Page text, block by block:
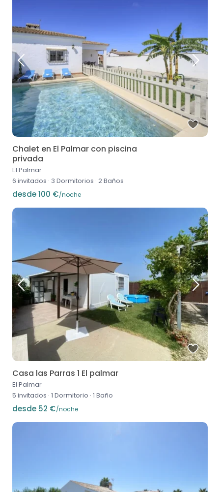
Chalet en El Palmar con piscina
privada
El Palmar
6 invitados · 3 Dormitorios · 2 Baños
desde 100 €/noche
Casa las Parras 1 El palmar
El Palmar
5 invitados · 1 Dormitorio · 1 Baño
desde 52 €/noche